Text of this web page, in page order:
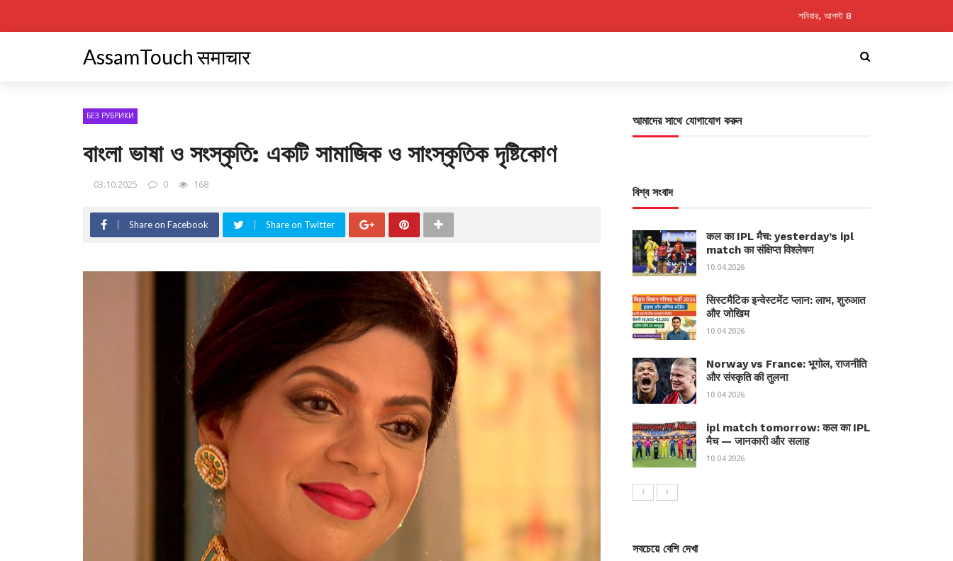
শনিবার, আগস্ট 8
AssamTouch समाचार
БЕЗ РУБРИКИ
বাংলা ভাষা ও সংস্কৃতি: একটি সামাজিক ও সাংস্কৃতিক দৃষ্টিকোণ
03.10.2025 0 168
Share on Facebook Share on Twitter
আমাদের সাথে যোগাযোগ করুন
বিশ্ব সংবাদ
कल का IPL मैच: yesterday’s ipl
match का संक्षिप्त विश्लेषण
10.04.2026
सिस्टमैटिक इन्वेस्टमेंट प्लान: लाभ, शुरुआत
और जोखिम
10.04.2026
Norway vs France: भूगोल, राजनीति
और संस्कृति की तुलना
10.04.2026
ipl match tomorrow: कल का IPL
मैच — जानकारी और सलाह
10.04.2026
সবচেয়ে বেশি দেখা